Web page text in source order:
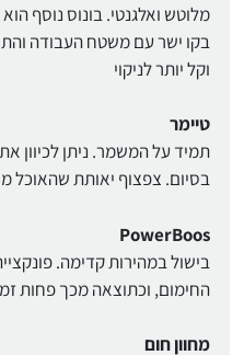
מלוטש ואלגנטי. בונוס נוסף
בקו ישר עם משטח העבודה
וקל יותר לניקוי
טיימר
תמיד על המשמר. ניתן לכיוון
בסיום. צפצוף יאותת שהאוכל
PowerBoos
החימום, וכתוצאה מכך פחות
מחוון חום